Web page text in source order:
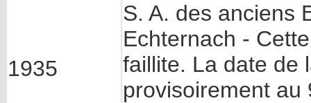
1935
S. A. des anciens
Echternach -
faillite. La date de
provisoirement au